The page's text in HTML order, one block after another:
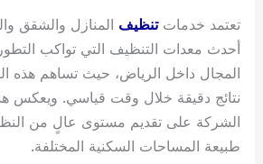
تعتمد خدماتتنظيف المنازل والشقق
أحدث معدات التنظيف التي تواكب
المجال داخل الرياض، حيث تساهم هذه
نتائج دقيقة خلال وقت قياسي. ويعكس
الشركة على تقديم مستوى عالٍ من
طبيعة المساحات السكنية المختلفة.